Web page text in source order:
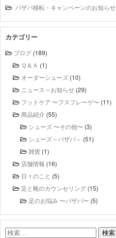
パザパ移転・キャンペーンのお知らせ
カテゴリー
ブログ (189)
Ｑ＆Ａ (1)
オーダーシューズ (10)
ニュース～お知らせ (29)
フットケア 〜フスフレーゲ〜 (11)
商品紹介 (55)
シューズ 〜その他〜 (3)
シューズ～パザパ～ (51)
雑貨 (1)
店舗情報 (16)
日々のこと (5)
足と靴のカウンセリング (15)
足のお悩み 〜パザパ〜 (5)
検